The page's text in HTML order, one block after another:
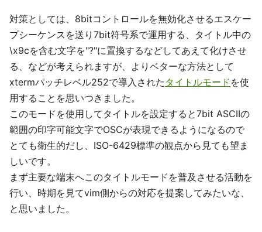
対策としては、8bitコントロールを無効化させるエスケー
プシーケンスを送り7bit符号系で運用する、タイトル中の
\x9cを含む文字を"?"に置換するなどしてあえて化けさせ
る、などが考えられますが、よりベターな方法として
xtermパッチレベル252で導入された タイトルモード を使
用することを思いつきました。
このモードを使用してタイトルを設定すると7bit ASCIIの
範囲の印字可能文字でOSCが表現できるようになるので
とても衛生的だし、ISO-6429標準の観点から見ても望ま
しいです。
まず主要な端末へこのタイトルモードを普及させる活動を
行い、時期を見てvim側からの対応を提案してみたいな、
と思いました。